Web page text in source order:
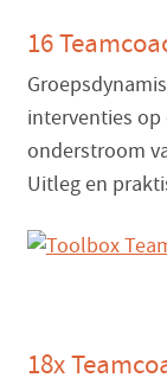
16
interventies
onderstroom
Uitleg en
18x